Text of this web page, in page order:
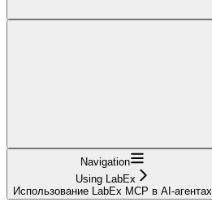
Navigation
Using LabEx
Использование LabEx MCP в AI-агентах